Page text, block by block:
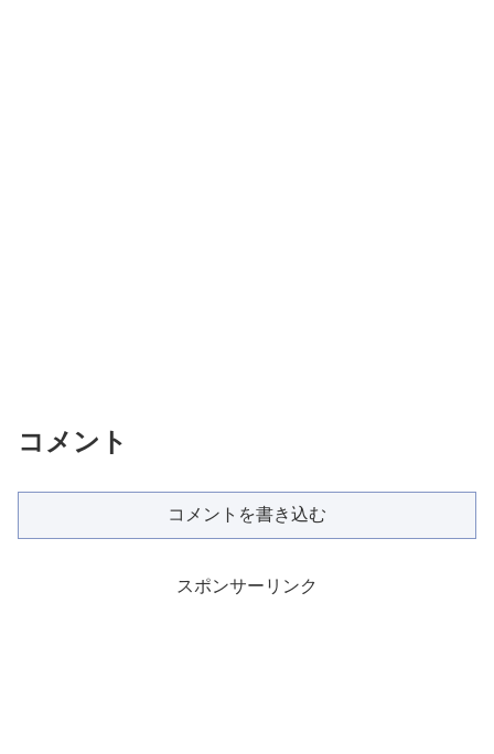
コメント
コメントを書き込む
スポンサーリンク